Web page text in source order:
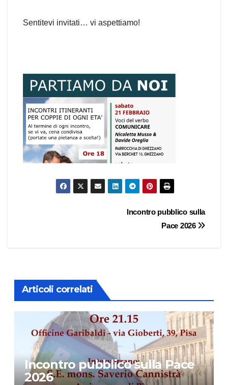
Sentitevi invitati… vi aspettiamo!
Incontro pubblico sulla
Pace 2026
Articoli correlati
Incontro pubblico sulla Pace
2026